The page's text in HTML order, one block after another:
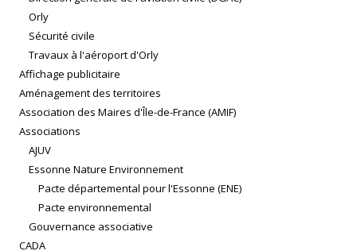
Orly
Sécurité civile
Travaux à l'aéroport d'Orly
Affichage publicitaire
Aménagement des territoires
Association des Maires d'Île-de-France (AMIF)
Associations
AJUV
Essonne Nature Environnement
Pacte départemental pour l'Essonne (ENE)
Pacte environnemental
Gouvernance associative
CADA